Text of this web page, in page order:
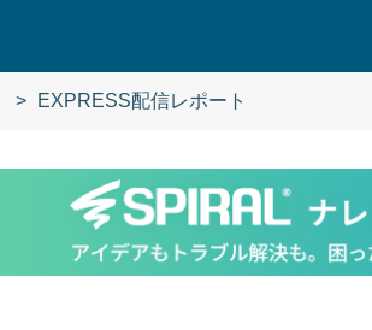
EXPRESS配信レポート